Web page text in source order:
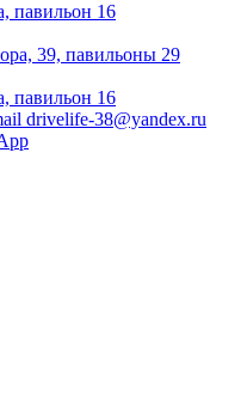
павильон 16
39, павильоны 29
павильон 16
drivelife-38@yandex.ru